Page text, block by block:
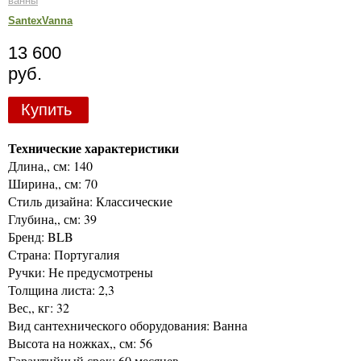
SantexVanna
13 600
руб.
Купить
Технические характеристики
Длина,, см: 140
Ширина,, см: 70
Стиль дизайна: Классические
Глубина,, см: 39
Бренд: BLB
Страна: Португалия
Ручки: Не предусмотрены
Толщина листа: 2,3
Вес,, кг: 32
Вид сантехнического оборудования: Ванна
Высота на ножках,, см: 56